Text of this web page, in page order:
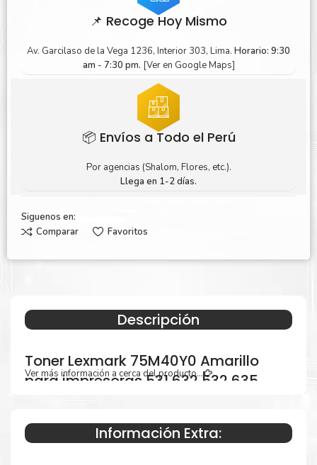
📌 Recoge Hoy Mismo
Av. Garcilaso de la Vega 1236, Interior 303, Lima. Horario: 9:30
am - 7:30 pm. [Ver en Google Maps]
📦 Envíos a Todo el Perú
Por agencias (Shalom, Flores, etc.).
Llega en 1-2 días.
Siguenos en:
Comparar
Favoritos
Descripción
Toner Lexmark 75M40Y0 Amarillo
para impresoras 531 632 532 635
Especificaciones Técnicas
Ver más información a cerca del producto...
Información Extra: